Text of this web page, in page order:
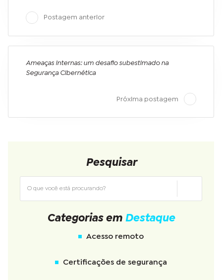
Postagem anterior
Ameaças internas: um desafio subestimado na
Segurança Cibernética
Próxima postagem
Pesquisar
Categorias em Destaque
Acesso remoto
Certificações de segurança